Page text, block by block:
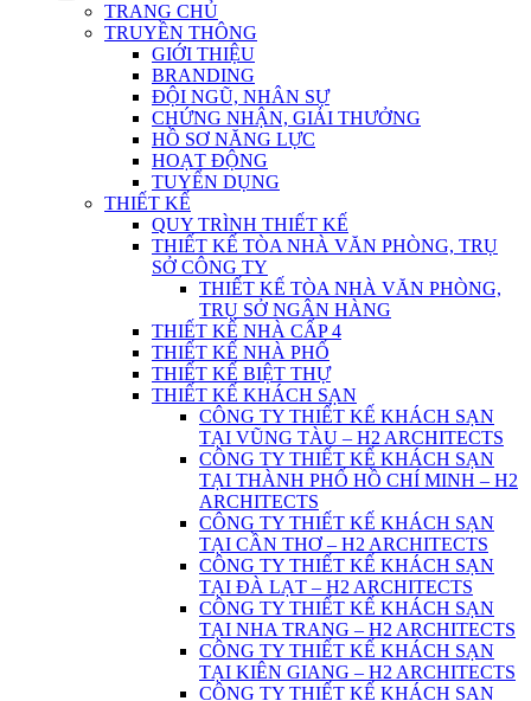
TRANG CHỦ
TRUYỀN THÔNG
GIỚI THIỆU
BRANDING
ĐỘI NGŨ, NHÂN SỰ
CHỨNG NHẬN, GIẢI THƯỞNG
HỒ SƠ NĂNG LỰC
HOẠT ĐỘNG
TUYỂN DỤNG
THIẾT KẾ
QUY TRÌNH THIẾT KẾ
THIẾT KẾ TÒA NHÀ VĂN PHÒNG, TRỤ
SỞ CÔNG TY
THIẾT KẾ TÒA NHÀ VĂN PHÒNG,
TRỤ SỞ NGÂN HÀNG
THIẾT KẾ NHÀ CẤP 4
THIẾT KẾ NHÀ PHỐ
THIẾT KẾ BIỆT THỰ
THIẾT KẾ KHÁCH SẠN
CÔNG TY THIẾT KẾ KHÁCH SẠN
TẠI VŨNG TÀU – H2 ARCHITECTS
CÔNG TY THIẾT KẾ KHÁCH SẠN
TẠI THÀNH PHỐ HỒ CHÍ MINH – H2
ARCHITECTS
CÔNG TY THIẾT KẾ KHÁCH SẠN
TẠI CẦN THƠ – H2 ARCHITECTS
CÔNG TY THIẾT KẾ KHÁCH SẠN
TẠI ĐÀ LẠT – H2 ARCHITECTS
CÔNG TY THIẾT KẾ KHÁCH SẠN
TẠI NHA TRANG – H2 ARCHITECTS
CÔNG TY THIẾT KẾ KHÁCH SẠN
TẠI KIÊN GIANG – H2 ARCHITECTS
CÔNG TY THIẾT KẾ KHÁCH SẠN